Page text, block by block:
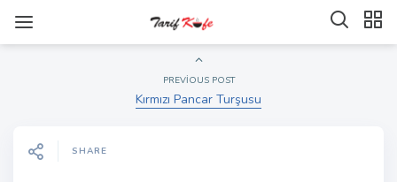
PREVIOUS POST
Kırmızı Pancar Turşusu
SHARE